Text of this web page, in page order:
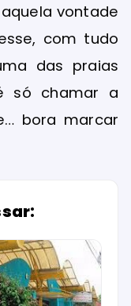
vontade
com tudo
das praias
só chamar a
bora marcar